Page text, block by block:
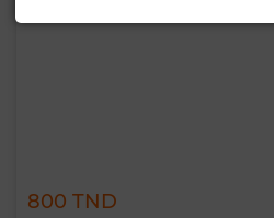
800 TND